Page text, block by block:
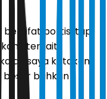
politis, tapi
terkait
saya katakan
besar bahkan